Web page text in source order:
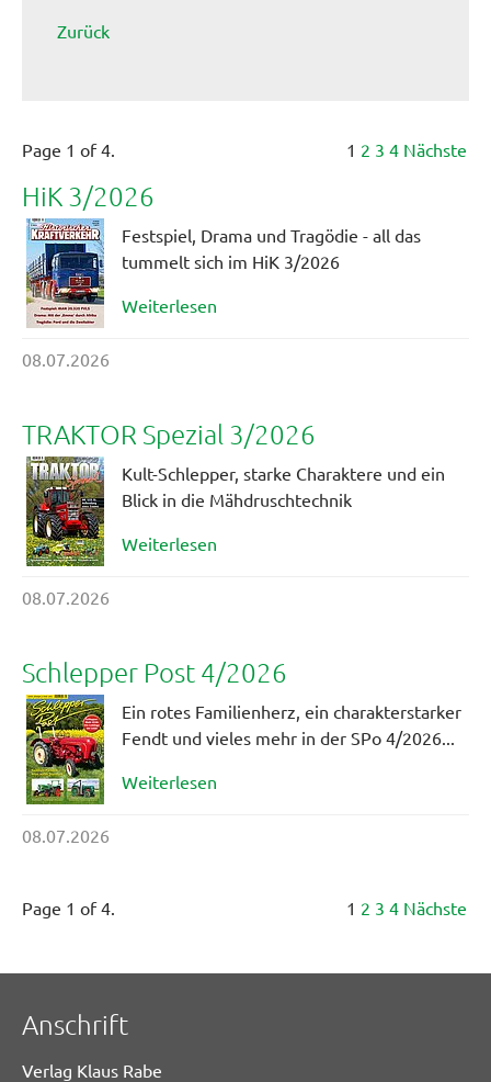
Zurück
Page 1 of 4. 1 2 3 4 Nächste
HiK 3/2026
Festspiel, Drama und Tragödie - all das
tummelt sich im HiK 3/2026
Weiterlesen
08.07.2026
TRAKTOR Spezial 3/2026
Kult-Schlepper, starke Charaktere und ein
Blick in die Mähdruschtechnik
Weiterlesen
08.07.2026
Schlepper Post 4/2026
Ein rotes Familienherz, ein charakterstarker
Fendt und vieles mehr in der SPo 4/2026...
Weiterlesen
08.07.2026
Page 1 of 4. 1 2 3 4 Nächste
Anschrift
Verlag Klaus Rabe